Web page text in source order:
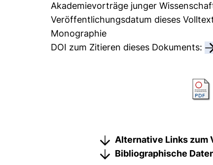
Akademievorträge junger
Veröffentlichungsdatum dieses
Monographie
DOI zum Zitieren dieses Dokuments:
Alternative Links zum
Bibliographische